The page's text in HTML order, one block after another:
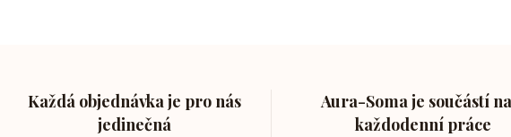
Každá objednávka je pro nás
jedinečná
Aura-Soma je součástí
každodenní práce